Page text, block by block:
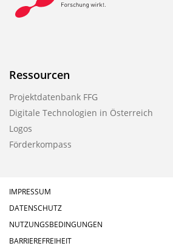
Ressourcen
Projektdatenbank FFG
Digitale Technologien in Österreich
Logos
Förderkompass
IMPRESSUM
DATENSCHUTZ
NUTZUNGSBEDINGUNGEN
BARRIEREFREIHEIT